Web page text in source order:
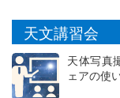
天文講習会
天体写真
ェアの使